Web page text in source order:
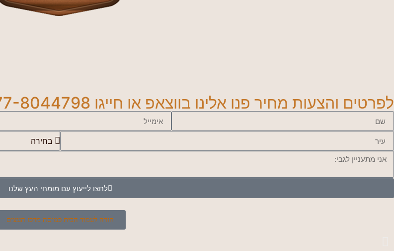
לפרטים והצעות מחיר פנו אלינו בווצאפ או חייגו 077-8044798
לחצו לייעוץ עם מומחי העץ שלנו
חזרה לעמוד הבית כמיסה מרכז העצים